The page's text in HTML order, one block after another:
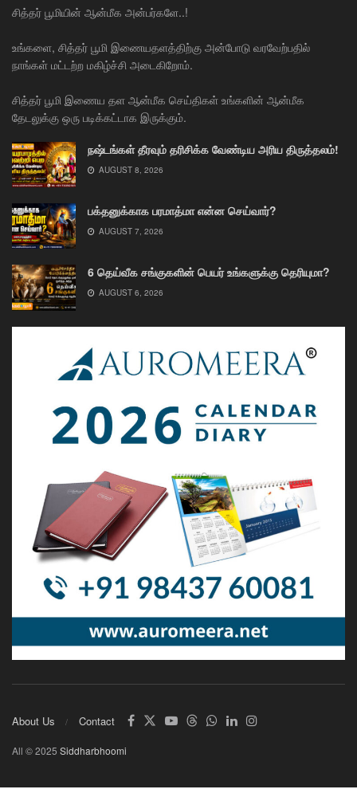
சித்தர் பூமியின் ஆன்மீக அன்பர்களே..!
உங்களை, சித்தர் பூமி இணையதளத்திற்கு அன்போடு வரவேற்பதில்
நாங்கள் மட்டற்ற மகிழ்ச்சி அடைகிறோம்.
சித்தர் பூமி இணைய தள ஆன்மீக செய்திகள் உங்களின் ஆன்மீக
தேடலுக்கு ஒரு படிக்கட்டாக இருக்கும்.
நஷ்டங்கள் தீரவும் தரிசிக்க வேண்டிய அரிய திருத்தலம்!
AUGUST 8, 2026
பக்தனுக்காக பரமாத்மா என்ன செய்வார்?
AUGUST 7, 2026
6 தெய்வீக சங்குகளின் பெயர் உங்களுக்கு தெரியுமா?
AUGUST 6, 2026
About Us Contact
All © 2025 Siddharbhoomi